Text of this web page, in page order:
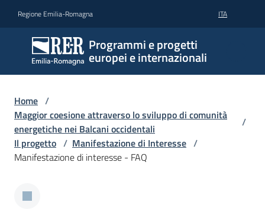
Regione Emilia-Romagna ITA
Programmi e progetti
europei e internazionali
Home /
Maggior coesione attraverso lo sviluppo di comunità
energetiche nei Balcani occidentali
/
Il progetto / Manifestazione di Interesse /
Manifestazione di interesse - FAQ